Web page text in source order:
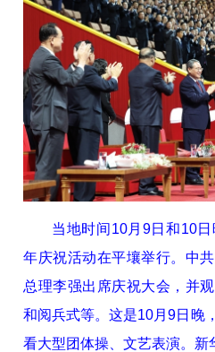
当地时间10月9日和10
年庆祝活动在平壤举行。中
总理李强出席庆祝大会，并
和阅兵式等。这是10月9日晚
看大型团体操、文艺表演。新